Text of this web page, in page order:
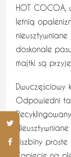
HOT COCOA,
letnią
doskonale
majtki są
Dwuczęściowy
Odpowiedni
Fiszbiny proste